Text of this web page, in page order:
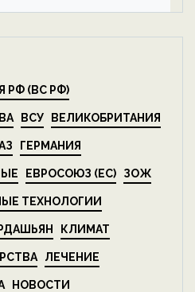
РФ (ВС РФ)
ВСУ ВЕЛИКОБРИТАНИЯ
ГЕРМАНИЯ
ЕВРОСОЮЗ (ЕС) ЗОЖ
ТЕХНОЛОГИИ
КЛИМАТ
ЛЕЧЕНИЕ
НОВОСТИ